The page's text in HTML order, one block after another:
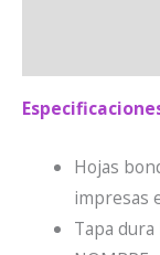
Hojas
impresas
Tapa